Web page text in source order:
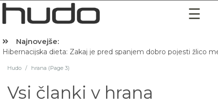
Najnovejše:
Hibernacijska dieta: Zakaj je pred spanjem dobro pojesti žlico
Hudo / hrana (Page 3)
Vsi članki v hrana